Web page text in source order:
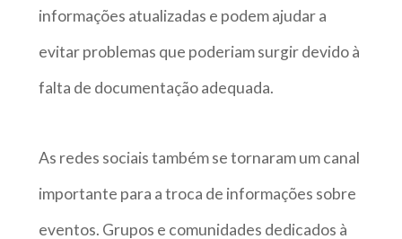
informações atualizadas e podem ajudar a
evitar problemas que poderiam surgir devido à
falta de documentação adequada.
As redes sociais também se tornaram um canal
importante para a troca de informações sobre
eventos. Grupos e comunidades dedicados à